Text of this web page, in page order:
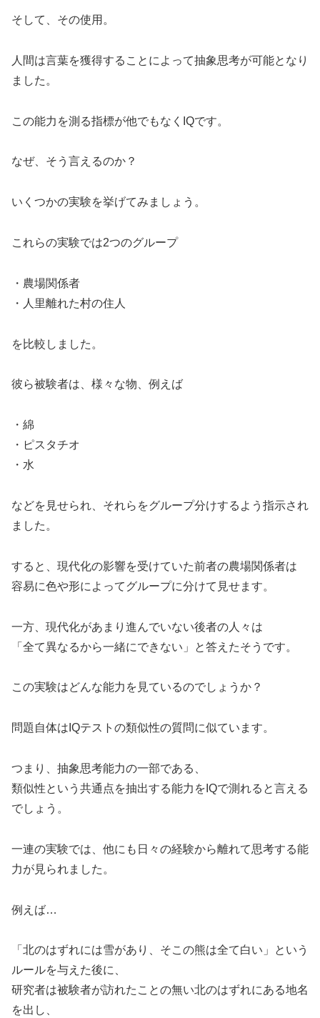
そして、その使用。
人間は言葉を獲得することによって抽象思考が可能となり
ました。
この能力を測る指標が他でもなくIQです。
なぜ、そう言えるのか？
いくつかの実験を挙げてみましょう。
これらの実験では2つのグループ
・農場関係者
・人里離れた村の住人
を比較しました。
彼ら被験者は、様々な物、例えば
・綿
・ピスタチオ
・水
などを見せられ、それらをグループ分けするよう指示され
ました。
すると、現代化の影響を受けていた前者の農場関係者は
容易に色や形によってグループに分けて見せます。
一方、現代化があまり進んでいない後者の人々は
「全て異なるから一緒にできない」と答えたそうです。
この実験はどんな能力を見ているのでしょうか？
問題自体はIQテストの類似性の質問に似ています。
つまり、抽象思考能力の一部である、
類似性という共通点を抽出する能力をIQで測れると言える
でしょう。
一連の実験では、他にも日々の経験から離れて思考する能
力が見られました。
例えば…
「北のはずれには雪があり、そこの熊は全て白い」という
ルールを与えた後に、
研究者は被験者が訪れたことの無い北のはずれにある地名
を出し、